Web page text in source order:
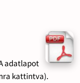
adatlapot
kattintva).